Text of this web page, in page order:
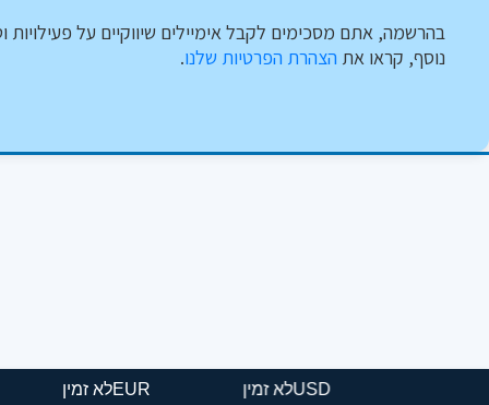
בהרשמה, אתם מסכימים לקבל אימיילים שיווקיים על
נוסף, קראו את הצהרת הפרטיות שלנו.
USD
EUR